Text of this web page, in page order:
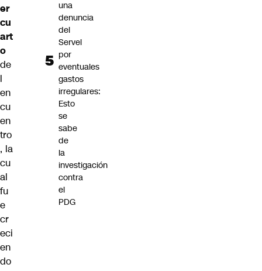
er
cu
art
o
de
l
en
cu
en
tro
, la
cu
al
fu
e
cr
eci
en
do
una
denuncia
del
Servel
por
eventuales
gastos
irregulares:
Esto
se
sabe
de
la
investigación
contra
el
PDG